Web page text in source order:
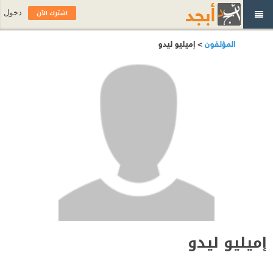
المؤلفون> إميليو ليدو
إميليو ليدو
اشترك الآن دخول